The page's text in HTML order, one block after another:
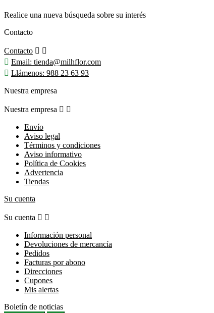
Realice una nueva búsqueda sobre su interés
Contacto
Contacto  
 Email: tienda@milhflor.com
 Llámenos: 988 23 63 93
Nuestra empresa
Nuestra empresa  
Envío
Aviso legal
Términos y condiciones
Aviso informativo
Política de Cookies
Advertencia
Tiendas
Su cuenta
Su cuenta  
Información personal
Devoluciones de mercancía
Pedidos
Facturas por abono
Direcciones
Cupones
Mis alertas
Boletín de noticias